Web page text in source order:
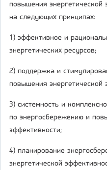
повышения энергетической
на следующих принципах:
1) эффективное и
энергетических ресурсов;
2) поддержка и
повышения энергетической
3) системность и
по энергосбережению и
эффективности;
4) планирование
энергетической